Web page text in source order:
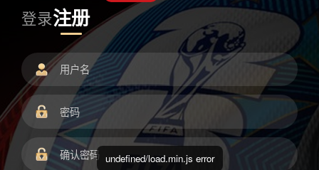
登录注册
undefined/load.min.js error